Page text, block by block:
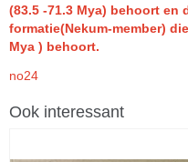
(83.5 -71.3 Mya) behoort
formatie(Nekum-member)
Mya ) behoort.
no24
Ook interessant